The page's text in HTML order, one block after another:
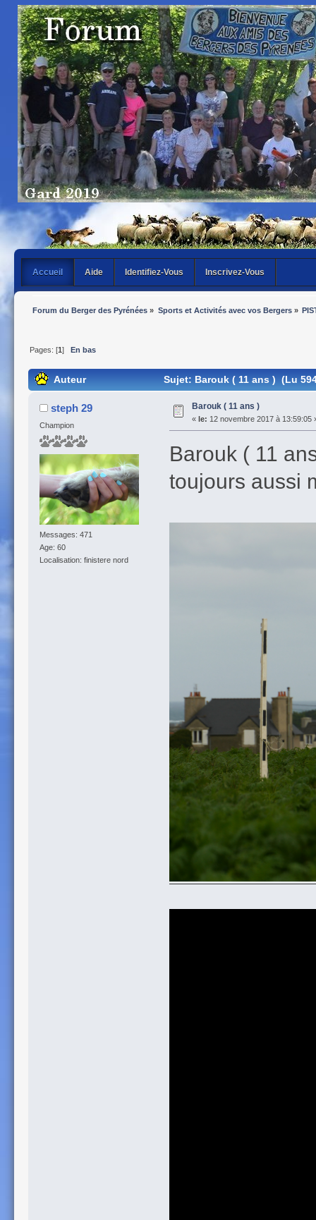
Accueil Aide Identifiez-Vous Inscrivez-Vous
Forum du Berger des Pyrénées » Sports et Activités avec vos Bergers»
Pages: [1] En bas
Auteur Sujet: Barouk ( 11 ans ) (Lu
steph 29
Champion
Messages: 471
Age: 60
Localisation: finistere nord
Barouk ( 11 ans )
« le: 12 novembre 2017 à 13:59:05
Barouk ( 11
toujours aussi